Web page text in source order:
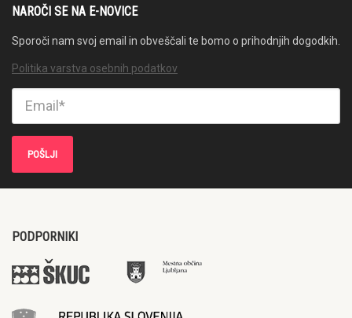
NAROČI SE NA E-NOVICE
Sporoči nam svoj email in obveščali te bomo o prihodnjih dogodkih.
Politika varstva osebnih podatkov
PODPORNIKI